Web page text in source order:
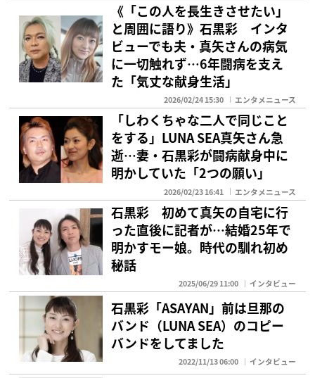
《「この人を長生きさせたい」
と周囲に語り》石黒彩 インタ
ビューでも夫・真矢さんの病気
に一切触れず…6年闘病を支え
た「気丈な献身生活」
2026/02/24 15:30 エンタメニュース
「しわくちゃな二人で同じこと
をする」LUNA SEA真矢さん急
逝…妻・石黒彩が闘病献身中に
明かしていた「2つの願い」
2026/02/23 16:41 エンタメニュース
石黒彩 初めて真矢の自宅に行
った直後に記者が…結婚25年で
明かすモー娘。時代の馴れ初め
秘話
2025/06/29 11:00 インタビュー
石黒彩「ASAYAN」前は旦那の
バンド（LUNA SEA）のコピー
バンドをしてました
2022/11/13 06:00 インタビュー